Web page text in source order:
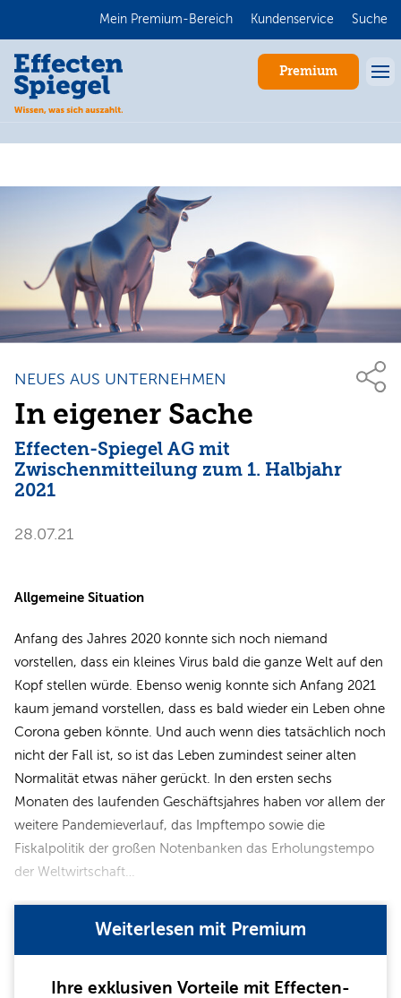
Mein Premium-Bereich Kundenservice Suche
Premium
NEUES AUS UNTERNEHMEN
In eigener Sache
Effecten-Spiegel AG mit
Zwischenmitteilung zum 1. Halbjahr
2021
28.07.21
Allgemeine Situation
Anfang des Jahres 2020 konnte sich noch niemand
vorstellen, dass ein kleines Virus bald die ganze Welt auf den
Kopf stellen würde. Ebenso wenig konnte sich Anfang 2021
kaum jemand vorstellen, dass es bald wieder ein Leben ohne
Corona geben könnte. Und auch wenn dies tatsächlich noch
nicht der Fall ist, so ist das Leben zumindest seiner alten
Normalität etwas näher gerückt. In den ersten sechs
Monaten des laufenden Geschäftsjahres haben vor allem der
weitere Pandemieverlauf, das Impftempo sowie die
Fiskalpolitik der großen Notenbanken das Erholungstempo
der Weltwirtschaft…
Weiterlesen mit Premium
Ihre exklusiven Vorteile mit Effecten-
Anmelden